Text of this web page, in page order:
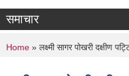
समाचार
You are here
Home » लक्ष्मी सागर पोखरी दक्षीण